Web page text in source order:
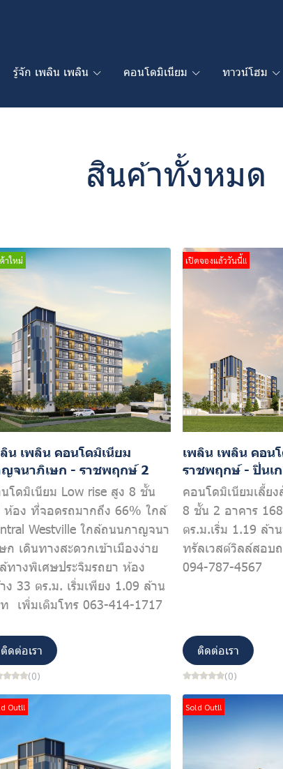
รู้จัก เพลิน เพลิน คอนโดมิเนียม ทาวน์โฮม
สินค้าทั้งหมด
าใหม่
น เพลิน คอนโดมิเนียม
จนาภิเษก - ราชพฤกษ์ 2
โดมิเนียม Low rise สูง 8 ชั้น
ห้อง ที่จอดรถมากถึง 66% ใกล้
Westville ใกล้ถนนกาญจนา
ก เดินทางสะดวกเข้าเมืองง่าย
ทางพิเศษประจิมรถยา ห้อง
ง 33 ตร.ม. เริ่มเพียง 1.09 ล้าน
เพิ่มเติมโทร 063-414-1717
ติดต่อเรา
(0)
เปิดจองแล้ววันนี้!!
เพลิน เพลิน คอน
ราชพฤกษ์ - ปิ่นเ
คอนโดมิเนียมเลี้ย
8 ชั้น 2 อาคาร
ตร.ม.เริ่ม 1.19 ล้า
ทรัลเวสต์วิลล์สอบ
094-787-4567
ติดต่อเรา
(0)
Out!! Sold Out!!